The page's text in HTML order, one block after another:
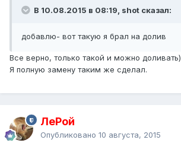
В 10.08.2015 в 08:19, shot сказал:
добавлю- вот такую я брал на долив
Все верно, только такой и можно доливать)
Я полную замену таким же сделал.
ЛеРой
Опубликовано 10 августа, 2015